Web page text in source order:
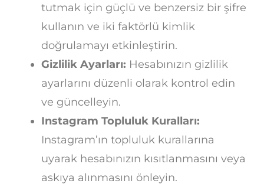
tutmak için güçlü ve benzersiz bir şifre
kullanın ve iki faktörlü kimlik
doğrulamayı etkinleştirin.
Gizlilik Ayarları: Hesabınızın gizlilik
ayarlarını düzenli olarak kontrol edin
ve güncelleyin.
Instagram Topluluk Kuralları:
Instagram’ın topluluk kurallarına
uyarak hesabınızın kısıtlanmasını veya
askıya alınmasını önleyin.